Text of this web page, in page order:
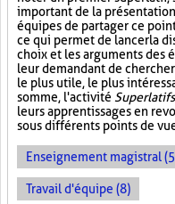
important de la
équipes de partager ce
ce qui permet de lancer la
choix et les arguments des
leur demandant de
le plus utile, le plus
somme, l'activité Superlatifs
leurs apprentissages en
sous différents points de
Enseignement magistral
Travail d'équipe (8)